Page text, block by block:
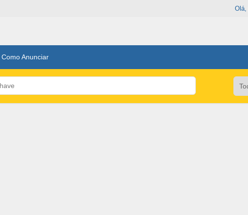
Olá,
Como Anunciar